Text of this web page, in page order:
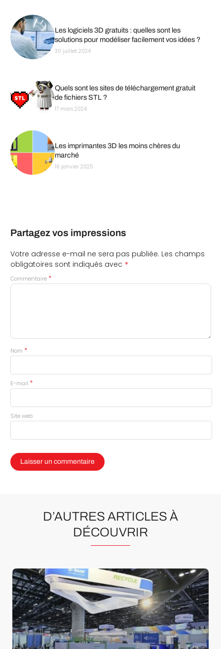
Les logiciels 3D gratuits : quelles sont les
solutions pour modéliser facilement vos idées ?
30 juillet 2024
Quels sont les sites de téléchargement gratuit
de fichiers STL ?
17 mars 2024
Les imprimantes 3D les moins chères du
marché
16 janvier 2025
Partagez vos impressions
Votre adresse e-mail ne sera pas publiée. Les champs
obligatoires sont indiqués avec *
Commentaire *
Nom *
E-mail *
Site web
D’AUTRES ARTICLES À
DÉCOUVRIR